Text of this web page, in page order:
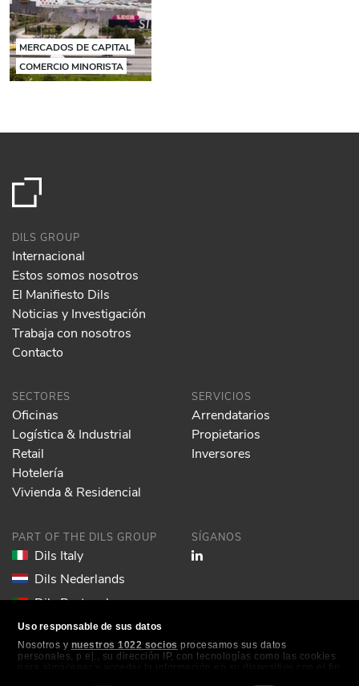
Uso responsable de sus datos
Nosotros y nuestros 1022 socios procesamos sus datos
personales, p.ej., su dirección IP, con tecnologías como las cookies
MERCADOS DE CAPITAL
COMERCIO MINORISTA
DILS GROUP
Internacional
Estos somos nosotros
El Manifiesto Dils
Noticias y Investigación
Trabaja con nosotros
Contacto
SECTORES
Oficinas
Logística & Industrial
Retail
Hotelería
Vivienda & Residencial
SERVICIOS
Arrendatarios
Propietarios
Inversores
PART OF THE DILS GROUP
Dils Italy
Dils Nederlands
Dils Portugal
Dils Spain
Dils Lucas Fox
SÍGANOS